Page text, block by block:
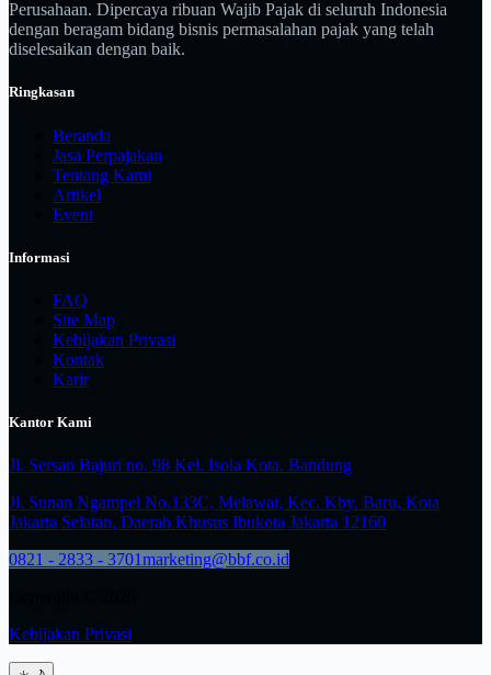
Perusahaan. Dipercaya ribuan Wajib Pajak di seluruh Indonesia
dengan beragam bidang bisnis permasalahan pajak yang telah
diselesaikan dengan baik.
Ringkasan
Beranda
Jasa Perpajakan
Tentang Kami
Artikel
Event
Informasi
FAQ
Site Map
Kebijakan Privasi
Kontak
Karir
Kantor Kami
Jl. Sersan Bajuri no. 98 Kel. Isola Kota. Bandung
Jl. Sunan Ngampel No.133C, Melawai, Kec. Kby. Baru, Kota
Jakarta Selatan, Daerah Khusus Ibukota Jakarta 12160
0821 - 2833 - 3701marketing@bbf.co.id
Kebijakan Privasi